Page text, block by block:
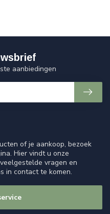
of je aankoop, bezoek
Hier vindt u onze
vragen en
in contact te komen.
aanbiedingen